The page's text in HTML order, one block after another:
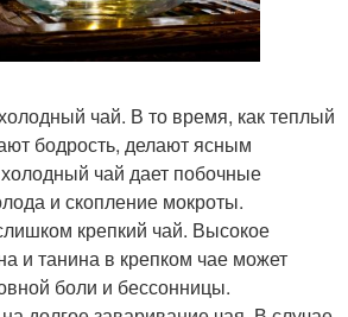
чай. В то время, как теплый
бодрость, делают ясным
чай дает побочные
и скопление мокроты.
крепкий чай. Высокое
и танина в крепком чае может
боли и бессонницы.